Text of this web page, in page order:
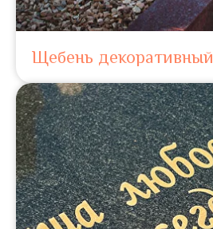
Щебень декоративный